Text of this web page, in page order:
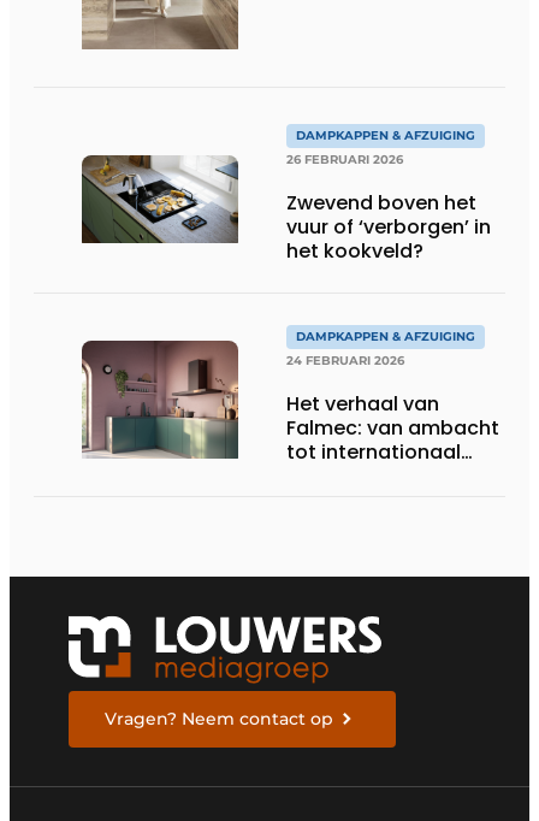
DAMPKAPPEN & AFZUIGING
26 FEBRUARI 2026
Zwevend boven het
vuur of ‘verborgen’ in
het kookveld?
DAMPKAPPEN & AFZUIGING
24 FEBRUARI 2026
Het verhaal van
Falmec: van ambacht
tot internationaal
Vragen? Neem contact op